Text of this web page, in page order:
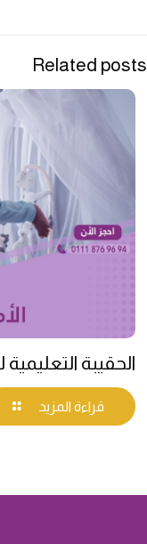
Related posts
الحقيبة
قراءة المزيد